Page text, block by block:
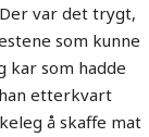
var det trygt,
som kunne
kar som hadde
etterkvart
å skaffe mat